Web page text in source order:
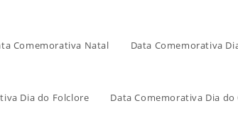
Comemorativa Natal Data Comemorativa
Dia do Folclore Data Comemorativa Dia do